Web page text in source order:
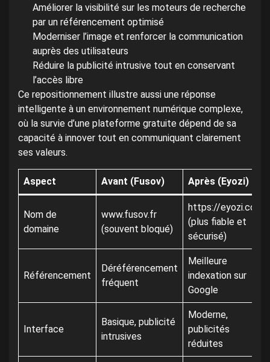
Améliorer la visibilité sur les moteurs de recherche
par un référencement optimisé
Moderniser l’image et renforcer la communication
auprès des utilisateurs
Réduire la publicité intrusive tout en conservant
l’accès libre
Ce repositionnement illustre aussi une réponse
intelligente à un environnement numérique complexe,
où la survie d’une plateforme gratuite dépend de sa
capacité à innover tout en communiquant clairement
ses valeurs.
Aspect Avant (Fusov) Après (Eyozi)
Nom de
domaine
www.fusov.fr
(souvent bloqué)
https://eyozi.com
(plus fiable et
sécurisé)
Référencement
Déréférencement
fréquent
Meilleure
indexation sur
Google
Interface
Basique, publicité
intrusives
Moderne,
publicités
réduites